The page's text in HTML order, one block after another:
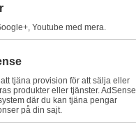
Youtube med mera.
tjäna provision för att sälja eller
produkter eller tjänster. AdSense
där du kan tjäna pengar
på din sajt.